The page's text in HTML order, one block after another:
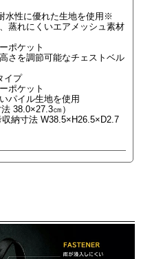
水性に優れた生地を使用※
蒸れにくいエアメッシュ素材
ポケット
さを調節可能なチェストベル
イプ
ポケット
パイル生地を使用
38.0×27.3㎝）
納寸法 W38.5×H26.5×D2.7